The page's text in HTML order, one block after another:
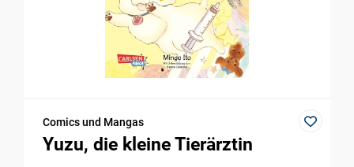
Comics und Mangas
Yuzu, die kleine Tierärztin